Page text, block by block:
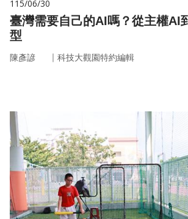
115/06/30
臺灣需要自己的AI嗎？從主權AI
型
陳彥諺 ｜ 科技大觀園特約編輯